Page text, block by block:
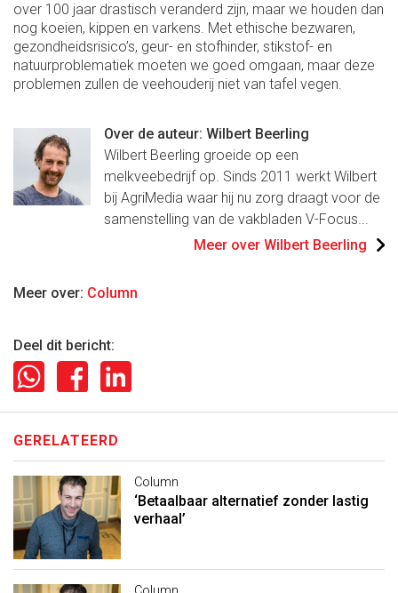
over 100 jaar drastisch veranderd zijn, maar we houden dan
nog koeien, kippen en varkens. Met ethische bezwaren,
gezondheidsrisico’s, geur- en stofhinder, stikstof- en
natuurproblematiek moeten we goed omgaan, maar deze
problemen zullen de veehouderij niet van tafel vegen.
Over de auteur: Wilbert Beerling
Wilbert Beerling groeide op een
melkveebedrijf op. Sinds 2011 werkt Wilbert
bij AgriMedia waar hij nu zorg draagt voor de
samenstelling van de vakbladen V-Focus...
Meer over Wilbert Beerling
Meer over: Column
Deel dit bericht:
GERELATEERD
Column
‘Betaalbaar alternatief zonder lastig
verhaal’